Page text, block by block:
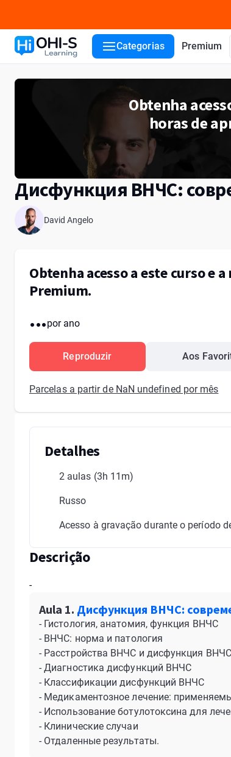
Categorias Premium
Obtenha
horas de
Дисфункция ВНЧС:
David Angelo
Obtenha acesso a este curso e
Premium.
...por ano
Reproduzir Aos
Parcelas a partir de NaN undefined por mês
Detalhes
2 aulas (3h 11m)
Russo
Acesso à gravação durante o período
Descrição
-
Aula 1. Дисфункция ВНЧС:
- Гистология, анатомия, функция ВНЧС
- ВНЧС: норма и патология
- Расстройства ВНЧС и дисфункция
- Диагностика дисфункций ВНЧС
- Классификации дисфункций ВНЧС
- Медикаментозное лечение:
- Использование ботулотоксина для
- Клинические случаи
- Отдаленные результаты.